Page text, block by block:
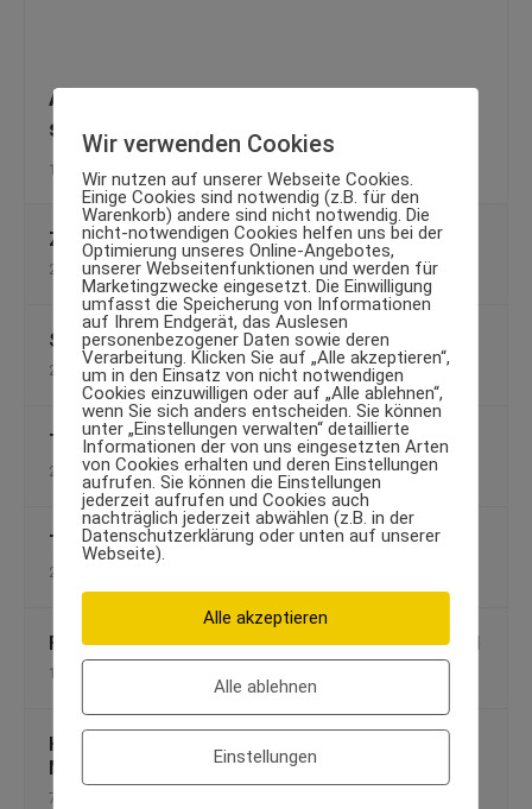
Alles was man über Proteine wissen
sollte!
10. September 2009
Zirkeltraining oder Satztraining?
25. Juli 2009
Stress-Vermeidung für Körper und Seele
28. Januar 2013
Trendsport Biking: Neue Ideen fürs Fahrrad
24. April 2013
Trailrunning: 8 Tipps fürs Laufen im Gelände
27. Mai 2014
Fleischkonsum: Besonders Männer essen zu viel
10. Januar 2014
Haarentfernung: Länger glatt mit der richtigen
Methode
7. Mai 2013
Wir verwenden Cookies
Wir nutzen auf unserer Webseite Cookies.
Einige Cookies sind notwendig (z.B. für den
Warenkorb) andere sind nicht notwendig. Die
nicht-notwendigen Cookies helfen uns bei der
Optimierung unseres Online-Angebotes,
unserer Webseitenfunktionen und werden für
Marketingzwecke eingesetzt. Die Einwilligung
umfasst die Speicherung von Informationen
auf Ihrem Endgerät, das Auslesen
personenbezogener Daten sowie deren
Verarbeitung. Klicken Sie auf „Alle akzeptieren“,
um in den Einsatz von nicht notwendigen
Cookies einzuwilligen oder auf „Alle ablehnen“,
wenn Sie sich anders entscheiden. Sie können
unter „Einstellungen verwalten“ detaillierte
Informationen der von uns eingesetzten Arten
von Cookies erhalten und deren Einstellungen
aufrufen. Sie können die Einstellungen
jederzeit aufrufen und Cookies auch
nachträglich jederzeit abwählen (z.B. in der
Datenschutzerklärung oder unten auf unserer
Webseite).
Alle akzeptieren
Alle ablehnen
Einstellungen